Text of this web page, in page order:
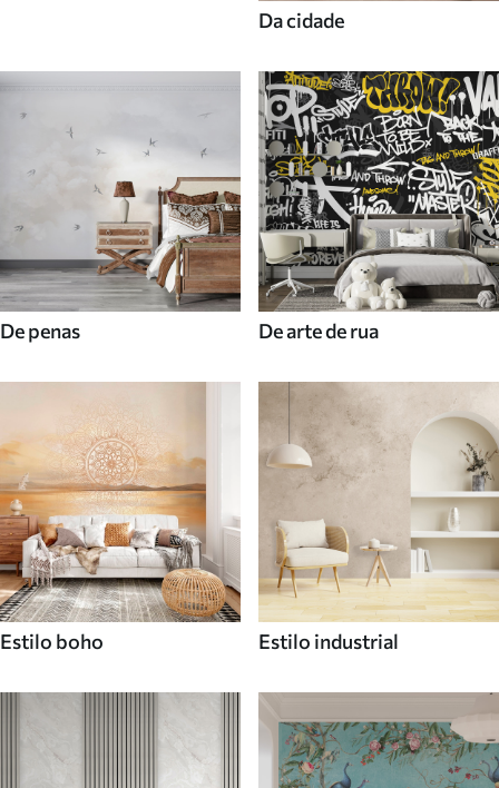
Da cidade
De penas De arte de rua
Estilo boho Estilo industrial